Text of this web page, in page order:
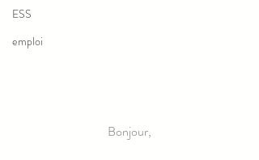
ESS
emploi
Bonjour,